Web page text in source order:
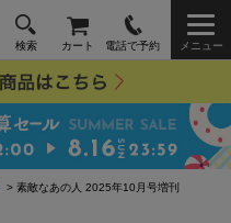
検索 カート 電話で予約 メニュー
> 素敵なあの人 2025年10月号増刊